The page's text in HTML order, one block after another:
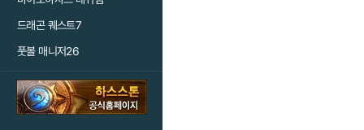
드래곤 퀘스트7
풋볼 매니저26